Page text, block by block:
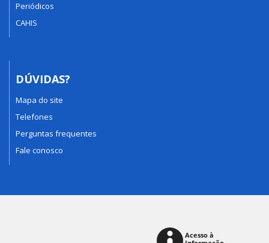
Periódicos
CAHIS
DÚVIDAS?
Mapa do site
Telefones
Perguntas frequentes
Fale conosco